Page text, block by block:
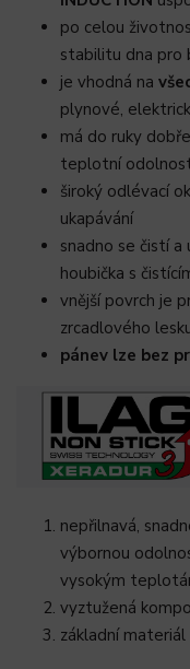
po celou
stabilitu dna
je vhodná na
plynové,
má do ruky
teplotní
široký odlévací
ukapávání
snadno se čistí a
houbička s
vnější povrch je
zrcadlového
pánev lze bez
nepřilnavá,
výbornou
vysokým
vyztužená
základní